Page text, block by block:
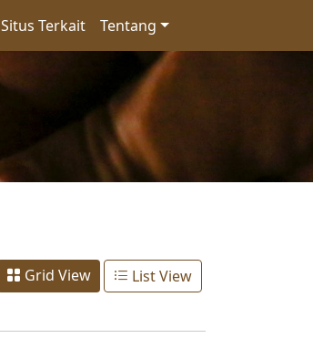
Situs Terkait Tentang
Grid View List View